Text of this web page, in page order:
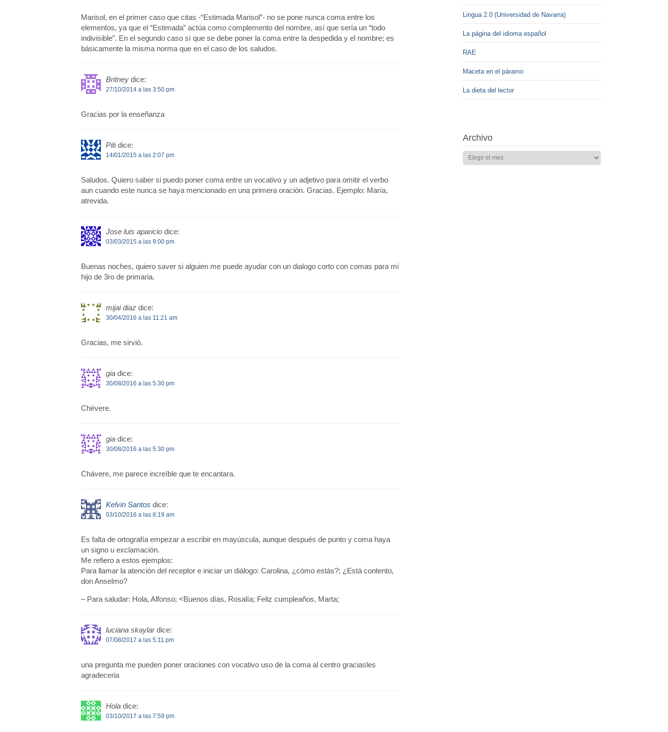
Marisol, en el primer caso que citas -“Estimada Marisol”- no se pone nunca coma entre los
elementos, ya que el “Estimada” actúa como complemento del nombre, así que sería un “todo
indivisible”. En el segundo caso sí que se debe poner la coma entre la despedida y el nombre; es
básicamente la misma norma que en el caso de los saludos.
Britney dice:
27/10/2014 a las 3:50 pm
Gracias por la enseñanza
Piti dice:
14/01/2015 a las 2:07 pm
Saludos. Quiero saber si puedo poner coma entre un vocativo y un adjetivo para omitir el verbo
aun cuando este nunca se haya mencionado en una primera oración. Gracias. Ejemplo: María,
atrevida.
Jose luis aparicio dice:
03/03/2015 a las 9:00 pm
Buenas noches, quiero saver si alguien me puede ayudar con un dialogo corto con comas para mi
hijo de 3ro de primaria.
mijai diaz dice:
30/04/2016 a las 11:21 am
Gracias, me sirvió.
gia dice:
30/08/2016 a las 5:30 pm
Chévere.
gia dice:
30/08/2016 a las 5:30 pm
Chávere, me parece increíble que te encantara.
Kelvin Santos dice:
03/10/2016 a las 8:19 am
Es falta de ortografía empezar a escribir en mayúscula, aunque después de punto y coma haya
un signo u exclamación.
Me refiero a estos ejemplos:
Para llamar la atención del receptor e iniciar un diálogo: Carolina, ¿cómo estás?; ¿Está contento,
don Anselmo?
– Para saludar: Hola, Alfonso; <Buenos días, Rosalía; Feliz cumpleaños, Marta;
luciana skaylar dice:
07/08/2017 a las 5:11 pm
una pregunta me pueden poner oraciones con vocativo uso de la coma al centro graciasles
agradeceria
Hola dice:
03/10/2017 a las 7:59 pm
Lingua 2.0 (Universidad de Navarra)
La página del idioma español
RAE
Maceta en el páramo
La dieta del lector
Archivo